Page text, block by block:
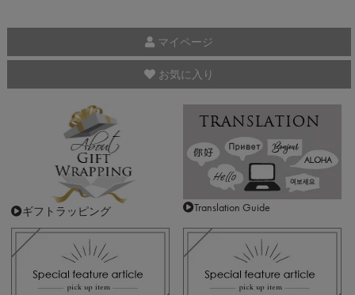
マイページ
お気に入り
ギフトラッピング Translation Guide